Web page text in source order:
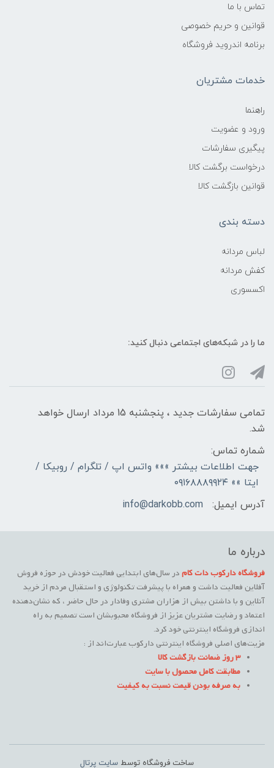
تماس با ما
قوانین و حریم خصوصی
برنامه اندروید فروشگاه
خدمات مشتریان
راهنما
ورود و عضویت
پیگیری سفارشات
درخواست برگشت کالا
قوانین بازگشت کالا
دسته بندی
لباس مردانه
کفش مردانه
اکسسوری
ما را در شبکه‌های اجتماعی دنبال کنید:
تمامی سفارشات جدید ، پنجشنبه 15 مرداد ارسال خواهد
شد.
شماره تماس:
جهت اطلاعات بیشتر »»» واتس اپ / تلگرام / روبیکا /
ایتا »» ۰۹۱۶۸۸۸۹۹۲۴
آدرس ایمیل:
info@darkobb.com
درباره ما
فروشگاه دارکوب دات کامدر سال‌های ابتدایی فعالیت خودش در حوزه فروش
آفلاین فعالیت داشت و همراه با پیشرفت تکنولوژی و استقبال مردم از خرید
آنلاین و با داشتن بیش از هزاران مشتری وفادار در حال حاضر ، که نشان‌دهنده
اعتماد و رضایت مشتریان عزیز از فروشگاه محبوبشان است تصمیم به راه
اندازی فروشگاه اینترنتی خود کرد.
مزیت‌های اصلی فروشگاه اینترنتی دارکوب عبارت‌اند از :
3 روز ضمانت بازگشت کالا
مطابقت کامل محصول با سایت
به صرفه بودن قیمت نسبت به کیفیت
ساخت فروشگاه توسط سایت پرتال